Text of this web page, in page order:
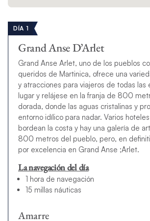
DÍA 1
Grand Anse D’Arlet
Grand Anse Arlet, uno de los pueblos
queridos de Martinica, ofrece una
y atracciones para viajeros de todas las
lugar y relájese en la franja de 800
dorada, donde las aguas cristalinas y
entorno idílico para nadar. Varios
bordean la costa y hay una galería de
800 metros del pueblo, pero, en
por excelencia en Grand Anse ;Arlet.
La navegación del día
1 hora de navegación
15 millas náuticas
Amarre